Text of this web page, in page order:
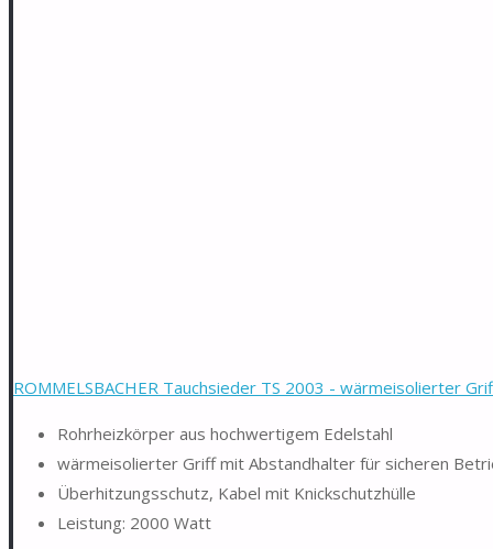
ROMMELSBACHER Tauchsieder TS 2003 - wärmeisolierter
Rohrheizkörper aus hochwertigem Edelstahl
wärmeisolierter Griff mit Abstandhalter für sicheren
Überhitzungsschutz, Kabel mit Knickschutzhülle
Leistung: 2000 Watt